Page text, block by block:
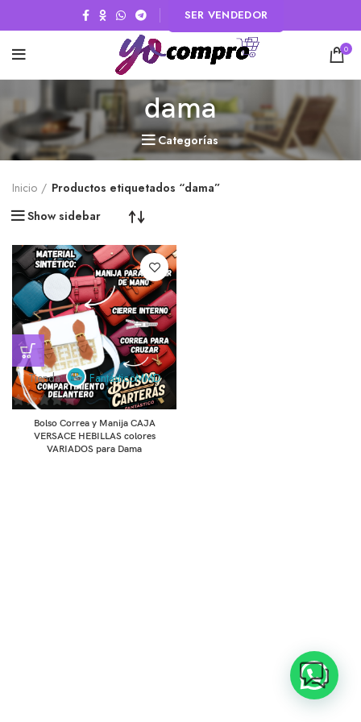
SER VENDEDOR
0
dama
Categorías
Inicio
Productos etiquetados “dama”
Show sidebar
Tienda: FantásticoMMD
Bolso Correa y Manija CAJA
VERSACE HEBILLAS colores
VARIADOS para Dama